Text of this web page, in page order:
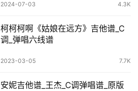
2024-07-03 4.3K
柯柯柯啊《姑娘在远方》吉他谱_C
调_弹唱六线谱
2023-03-05 7.7K
安妮吉他谱_王杰_C调弹唱谱_原版